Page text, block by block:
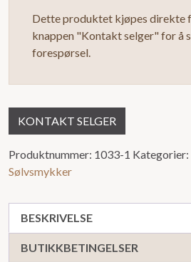
Dette produktet kjøpes direkte
knappen "Kontakt selger" for å
forespørsel.
KONTAKT SELGER
Produktnummer: 1033-1 Kategorier:
Sølvsmykker
BESKRIVELSE
BUTIKKBETINGELSER